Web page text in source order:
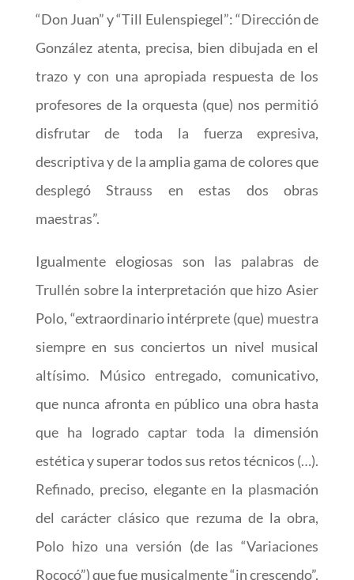
“Don Juan” y “Till Eulenspiegel”: “Dirección de
González atenta, precisa, bien dibujada en el
trazo y con una apropiada respuesta de los
profesores de la orquesta (que) nos permitió
disfrutar de toda la fuerza expresiva,
descriptiva y de la amplia gama de colores que
desplegó Strauss en estas dos obras
maestras”.
Igualmente elogiosas son las palabras de
Trullén sobre la interpretación que hizo Asier
Polo, “extraordinario intérprete (que) muestra
siempre en sus conciertos un nivel musical
altísimo. Músico entregado, comunicativo,
que nunca afronta en público una obra hasta
que ha logrado captar toda la dimensión
estética y superar todos sus retos técnicos (…).
Refinado, preciso, elegante en la plasmación
del carácter clásico que rezuma de la obra,
Polo hizo una versión (de las “Variaciones
Rococó”) que fue musicalmente “in crescendo”,